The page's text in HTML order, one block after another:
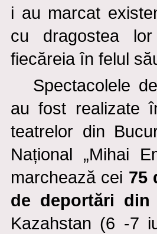
i au marcat
cu
dragostea
fiecăreia în felul
Spectacolele
au fost realizate
teatrelor din
Național „Mihai
marchează cei 75
de deportări din
Kazahstan (6 -7